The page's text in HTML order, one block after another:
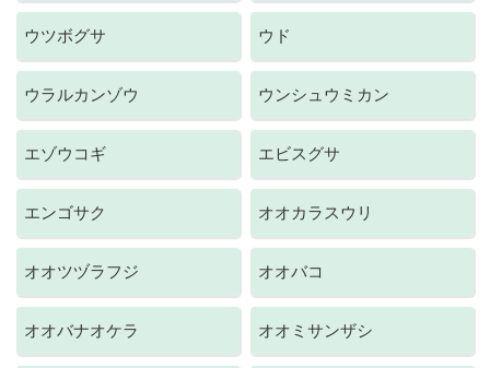
ウツボグサ ウド
ウラルカンゾウ ウンシュウミカン
エゾウコギ エビスグサ
エンゴサク オオカラスウリ
オオツヅラフジ オオバコ
オオバナオケラ オオミサンザシ